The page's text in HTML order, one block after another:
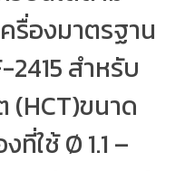
รื่องมาตรฐาน
สำหรับ
(HCT)ขนาด
ใช้ Ø 1.1 –